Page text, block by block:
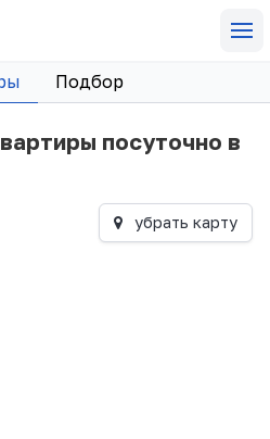
Подбор
посуточно в
убрать карту